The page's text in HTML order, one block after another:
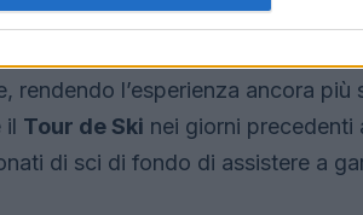
per garantire
Durante l’evento, sarà
l’esperienza ancora più
il Tour de Ski nei giorni precedenti
di sci di fondo di assistere a